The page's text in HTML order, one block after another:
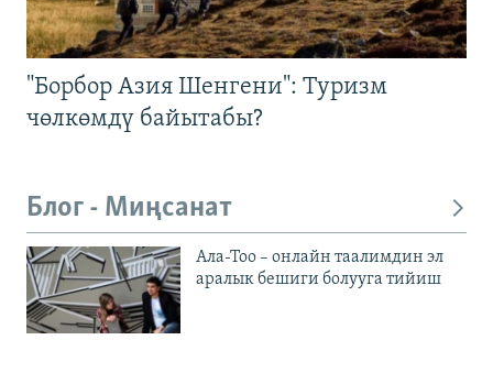
"Борбор Азия Шенгени": Туризм
чөлкөмдү байытабы?
Блог - Миңсанат
Ала-Тоо – онлайн таалимдин эл
аралык бешиги болууга тийиш